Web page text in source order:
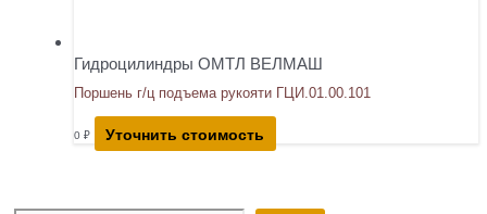
Гидроцилиндры ОМТЛ ВЕЛМАШ
Поршень г/ц подъема рукояти ГЦИ.01.00.101
0 ₽ Уточнить стоимость